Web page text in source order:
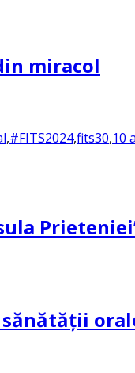
miracol
,#FITS2024,fits30,10